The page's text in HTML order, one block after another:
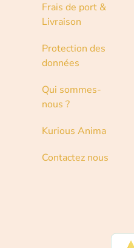
Frais de port &
Livraison
Protection des
données
Qui sommes-
nous ?
Kurious Anima
Contactez nous